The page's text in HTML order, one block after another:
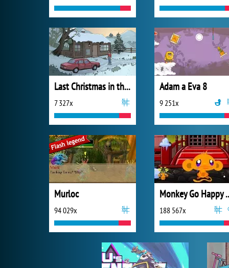
Last Christmas in the Cabin
7 327x
Adam a Eva 8
9 251x
Murloc
94 029x
Monkey
188 567x